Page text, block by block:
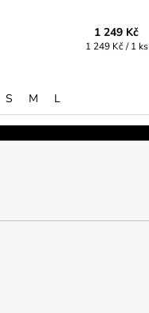
1 249 Kč
Měrná
1 249 Kč / 1 ks
S M L